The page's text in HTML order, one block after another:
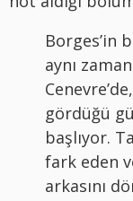
Borges’in
aynı
gördüğü
başlıyor.
fark eden
arkasını